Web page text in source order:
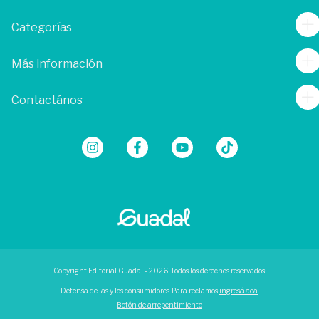
Categorías
Más información
Contactános
Copyright Editorial Guadal - 2026. Todos los derechos reservados.
Defensa de las y los consumidores. Para reclamos ingresá acá.
Botón de arrepentimiento